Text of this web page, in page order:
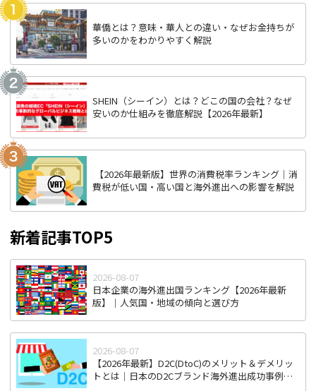
華僑とは？意味・華人との違い・なぜお金持ちが
多いのかをわかりやすく解説
SHEIN（シーイン）とは？どこの国の会社？なぜ
安いのか仕組みを徹底解説【2026年最新】
【2026年最新版】世界の消費税率ランキング｜消
費税が低い国・高い国と海外進出への影響を解説
新着記事TOP5
2026-08-07
日本企業の海外進出国ランキング【2026年最新
版】｜人気国・地域の傾向と選び方
2026-08-07
【2026年最新】D2C(DtoC)のメリット＆デメリッ
トとは｜日本のD2Cブランド海外進出成功事例と